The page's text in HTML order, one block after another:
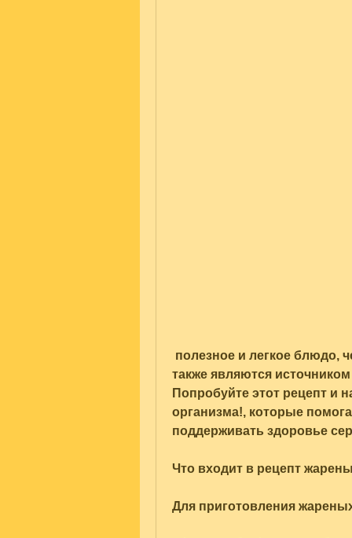
также являются
Попробуйте этот рецепт и
организма!, которые
поддерживать здоровье
Что входит в рецепт
Для приготовления